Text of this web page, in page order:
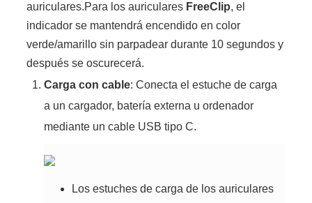
auriculares.Para los auriculares FreeClip, el
indicador se mantendrá encendido en color
verde/amarillo sin parpadear durante 10 segundos y
después se oscurecerá.
Carga con cable: Conecta el estuche de carga
a un cargador, batería externa u ordenador
mediante un cable USB tipo C.
Los estuches de carga de los auriculares